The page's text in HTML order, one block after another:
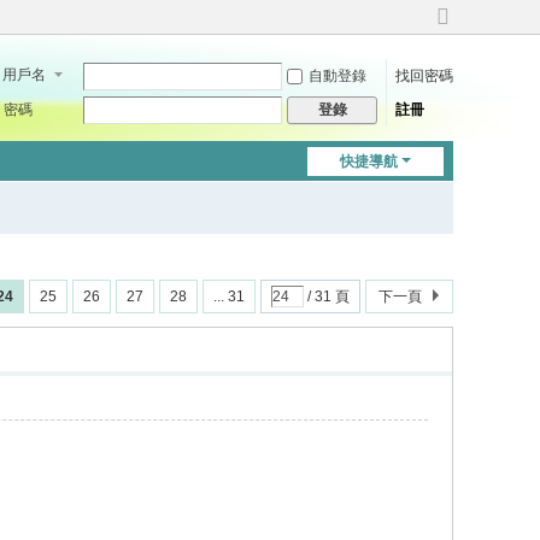
切
到
用戶名 自動登錄
找回密碼
密碼
登錄 註冊
快捷導航
25 26 27 28 ... 31 / 31 頁 下一頁